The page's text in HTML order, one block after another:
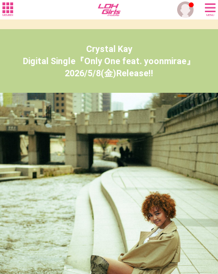
MEMBER MENU
Crystal Kay
Digital Single『Only One feat. yoonmirae』
2026/5/8(金)Release!!